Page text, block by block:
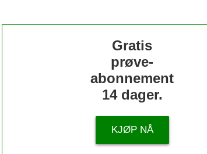
Gratis
prøve-
abonnement
14 dager.
KJØP NÅ